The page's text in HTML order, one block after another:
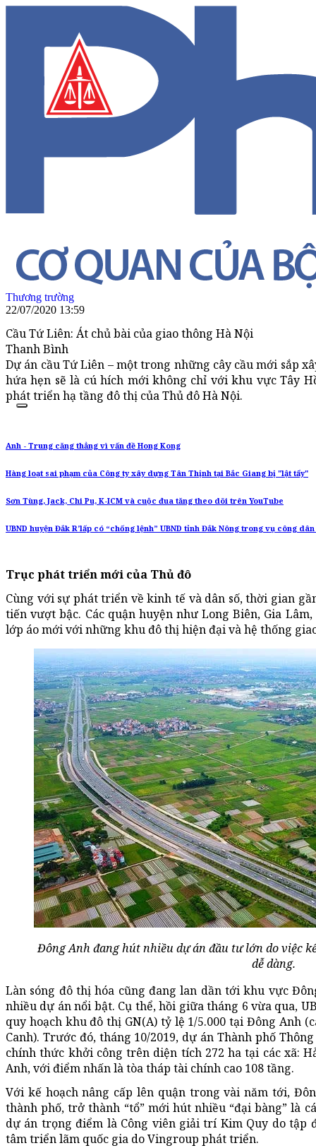
Thương trường
22/07/2020 13:59
Cầu Tứ Liên: Át chủ bài của giao thông Hà Nội
Thanh Bình
Dự án cầu Tứ Liên – một trong những cây cầu mới sắp
hứa hẹn sẽ là cú hích mới không chỉ với khu vực Tây
phát triển hạ tầng đô thị của Thủ đô Hà Nội.
Anh - Trung căng thẳng vì vấn đề Hong Kong
Hàng loạt sai phạm của Công ty xây dựng Tân Thịnh tại Bắc Giang bị "lật tẩy"
Sơn Tùng, Jack, Chi Pu, K-ICM và cuộc đua tăng theo dõi trên YouTube
UBND huyện Đắk R’lấp có “chống lệnh” UBND tỉnh Đắk Nông trong vụ công
Trục phát triển mới của Thủ đô
Cùng với sự phát triển về kinh tế và dân số, thời gian
tiến vượt bậc. Các quận huyện như Long Biên, Gia
lớp áo mới với những khu đô thị hiện đại và hệ thống
Đông Anh đang hút nhiều dự án đầu tư lớn do việc
dễ dàng.
Làn sóng đô thị hóa cũng đang lan dần tới khu vực
nhiều dự án nổi bật. Cụ thể, hồi giữa tháng 6 vừa qua,
quy hoạch khu đô thị GN(A) tỷ lệ 1/5.000 tại Đông Anh
Canh). Trước đó, tháng 10/2019, dự án Thành phố
chính thức khởi công trên diện tích 272 ha tại các xã:
Anh, với điểm nhấn là tòa tháp tài chính cao 108 tầng.
Với kế hoạch nâng cấp lên quận trong vài năm tới,
thành phố, trở thành “tổ” mới hút nhiều “đại bàng” là
dự án trọng điểm là Công viên giải trí Kim Quy do tập
tâm triển lãm quốc gia do Vingroup phát triển.